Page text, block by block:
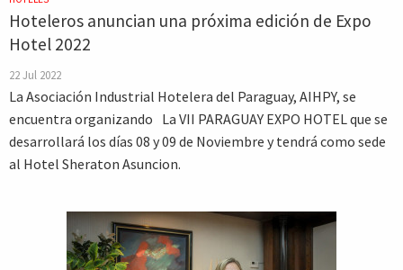
Hoteleros anuncian una próxima edición de Expo
Hotel 2022
22 Jul 2022
La Asociación Industrial Hotelera del Paraguay, AIHPY, se
encuentra organizando La VII PARAGUAY EXPO HOTEL que se
desarrollará los días 08 y 09 de Noviembre y tendrá como sede
al Hotel Sheraton Asuncion.